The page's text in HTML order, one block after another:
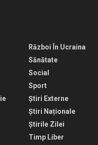
Război În Ucraina
Sănătate
Social
Sport
Știri Externe
Știri Naționale
Știrile Zilei
Timp Liber